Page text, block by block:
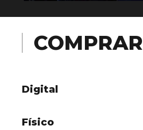
COMPRAR
Digital
Físico